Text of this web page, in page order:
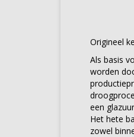
Origineel
Als basis
worden
een
Het hete
zowel